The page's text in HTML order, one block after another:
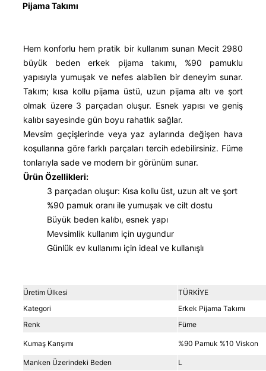
Pijama Takımı
Hem konforlu hem pratik bir kullanım sunan Mecit 2980
büyük beden erkek pijama takımı, %90 pamuklu
yapısıyla yumuşak ve nefes alabilen bir deneyim sunar.
Takım; kısa kollu pijama üstü, uzun pijama altı ve şort
olmak üzere 3 parçadan oluşur. Esnek yapısı ve geniş
kalıbı sayesinde gün boyu rahatlık sağlar.
Mevsim geçişlerinde veya yaz aylarında değişen hava
koşullarına göre farklı parçaları tercih edebilirsiniz. Füme
tonlarıyla sade ve modern bir görünüm sunar.
Ürün Özellikleri:
3 parçadan oluşur: Kısa kollu üst, uzun alt ve şort
%90 pamuk oranı ile yumuşak ve cilt dostu
Büyük beden kalıbı, esnek yapı
Mevsimlik kullanım için uygundur
Günlük ev kullanımı için ideal ve kullanışlı
Üretim Ülkesi
TÜRKİYE
Kategori
Erkek Pijama Takımı
Renk
Füme
Kumaş Karışımı %90 Pamuk %10 Viskon
Manken Üzerindeki Beden
L